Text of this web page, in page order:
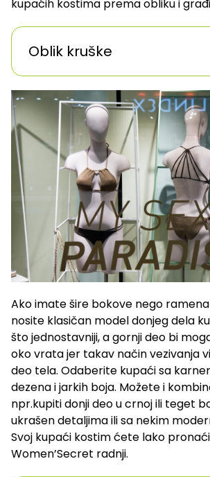
kupaćih kostima prema obliku i
Oblik kruške
Ako imate šire bokove nego
nosite klasičan model donjeg dela
što jednostavniji, a gornji deo bi
oko vrata jer takav način vezivanja
deo tela. Odaberite kupaći sa
dezena i jarkih boja. Možete i
npr.kupiti donji deo u crnoj ili teget
ukrašen detaljima ili sa nekim
Svoj kupaći kostim ćete lako
Women’Secret radnji.